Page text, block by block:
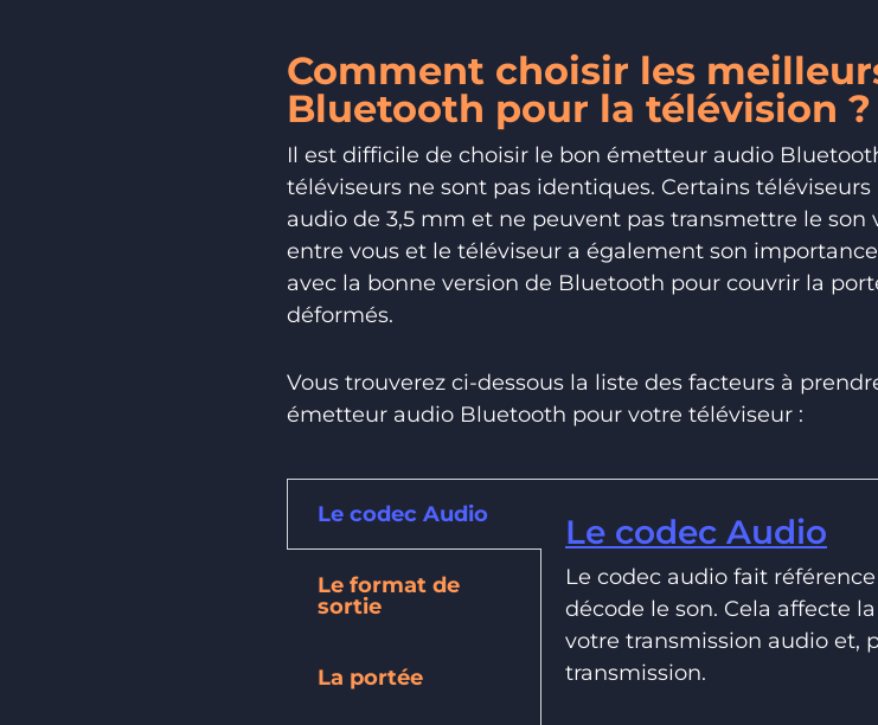
Comment choisir les
Bluetooth pour la télévision ?
Il est difficile de choisir le bon émetteur audio
téléviseurs ne sont pas identiques. Certains
audio de 3,5 mm et ne peuvent pas transmettre le son
entre vous et le téléviseur a également son
avec la bonne version de Bluetooth pour couvrir la
déformés.
Vous trouverez ci-dessous la liste des facteurs à
émetteur audio Bluetooth pour votre téléviseur :
Le codec Audio
Le format de
sortie
La portée
Le codec Audio
Le codec audio fait
décode le son. Cela affecte
votre transmission audio et,
transmission.